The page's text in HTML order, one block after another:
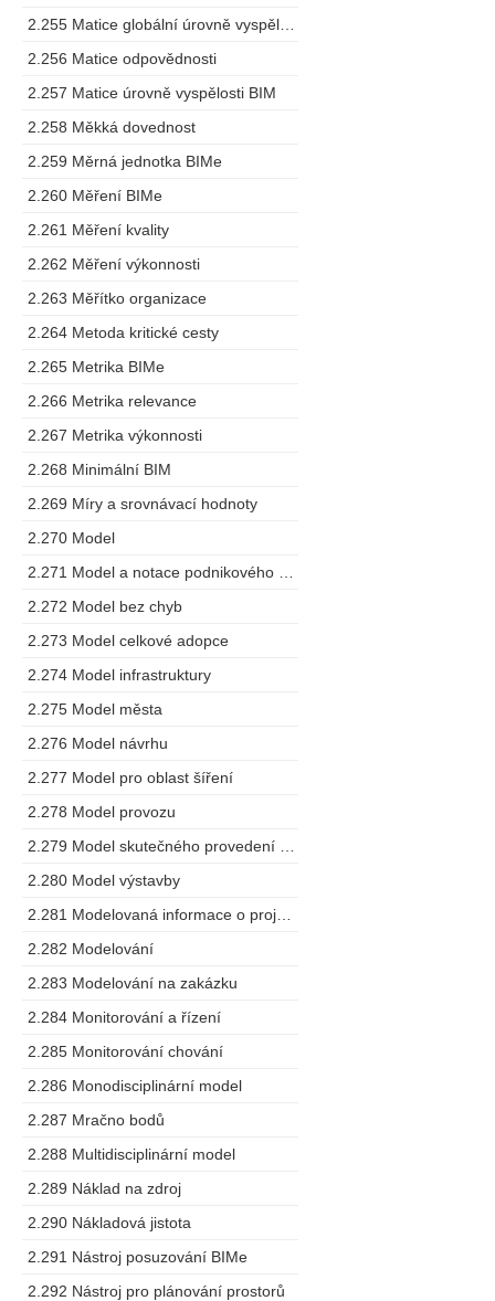
2.256 Matice odpovědnosti
2.257 Matice úrovně vyspělosti BIM
2.258 Měkká dovednost
2.259 Měrná jednotka BIMe
2.260 Měření BIMe
2.261 Měření kvality
2.262 Měření výkonnosti
2.263 Měřítko organizace
2.264 Metoda kritické cesty
2.265 Metrika BIMe
2.266 Metrika relevance
2.267 Metrika výkonnosti
2.268 Minimální BIM
2.269 Míry a srovnávací hodnoty
2.270 Model
2.272 Model bez chyb
2.273 Model celkové adopce
2.274 Model infrastruktury
2.275 Model města
2.276 Model návrhu
2.277 Model pro oblast šíření
2.278 Model provozu
2.280 Model výstavby
2.282 Modelování
2.283 Modelování na zakázku
2.284 Monitorování a řízení
2.285 Monitorování chování
2.286 Monodisciplinární model
2.287 Mračno bodů
2.288 Multidisciplinární model
2.289 Náklad na zdroj
2.290 Nákladová jistota
2.291 Nástroj posuzování BIMe
2.292 Nástroj pro plánování prostorů